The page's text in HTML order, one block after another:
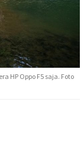
HP Oppo F5 saja. Foto